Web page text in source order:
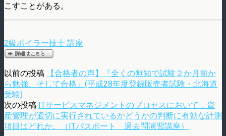
こすことがある。
2級ボイラー技士 講座
以前の投稿
【合格者の声】『全くの無知で試験２か月前か
ら勉強、そして合格』(平成28年度登録販売者試験・北海道
受験)
次の投稿 ITサービスマネジメントのプロセスにおいて，資
産管理が適切に実行されているかどうかの判断に有効な計測
項目はどれか。（ITパスポート 過去問演習講座）